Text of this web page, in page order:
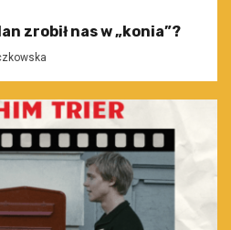
zrobił nas w „konia”?